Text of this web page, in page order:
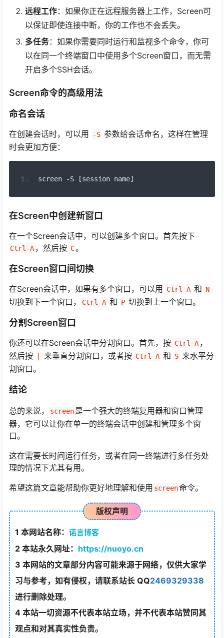
远程工作：如果你正在远程服务器上工作，Screen可
以保证即使连接中断，你的工作也不会丢失。
多任务：如果你需要同时运行和监视多个命令，你可
以在同一个终端窗口中使用多个Screen窗口，而无需
开启多个SSH会话。
Screen命令的高级用法
命名会话
在创建会话时，可以用 -S 参数给会话命名，这样在管理
时会更加方便：
screen -S [session name]
在Screen中创建新窗口
在一个Screen会话中，可以创建多个窗口。首先按下
Ctrl-A ，然后按 C。
在Screen窗口间切换
在Screen会话中，如果有多个窗口，可以用 Ctrl-A 和 N
切换到下一个窗口， Ctrl-A 和 P 切换到上一个窗口。
分割Screen窗口
你还可以在Screen会话中分割窗口。首先，按 Ctrl-A ，
然后按
| 来垂直分割窗口，或者按 Ctrl-A 和 S 来水平分
割窗口。
结论
总的来说， screen是一个强大的终端复用器和窗口管理
器，它可以让你在单一的终端会话中创建和管理多个窗
口。
这在需要长时间运行任务，或者在同一终端进行多任务处
理的情况下尤其有用。
希望这篇文章能帮助你更好地理解和使用 screen命令。
版权声明
1 本网站名称： 诺言博客
2本站永久网址： https://nuoyo.cn
3 本网站的文章部分内容可能来源于网络，仅供大家学
习与参考，如有侵权，请联系站长 QQ2469329338
进行删除处理。
4本站一切资源不代表本站立场，并不代表本站赞同其
观点和对其真实性负责。